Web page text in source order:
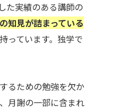
た実績のある講師の
知見が詰まっている
っています。独学で
るための勉強を欠か
月謝の一部に含まれ